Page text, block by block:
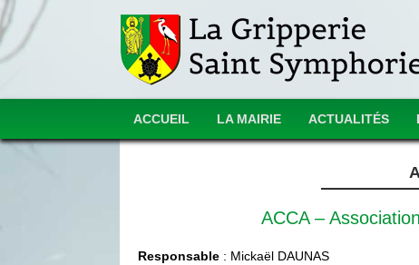
ACCUEIL LA MAIRIE ACTUALITÉS
ACCA –
Responsable : Mickaël DAUNAS